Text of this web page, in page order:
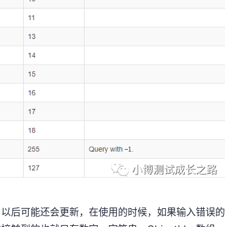
后可能还会更新，在使用的时候，如果输入错误的